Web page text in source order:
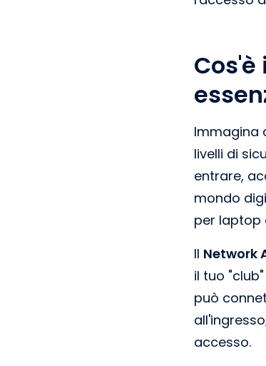
Immagina
livelli di
entrare,
mondo
per laptop
Il Network
il tuo
può
accesso.